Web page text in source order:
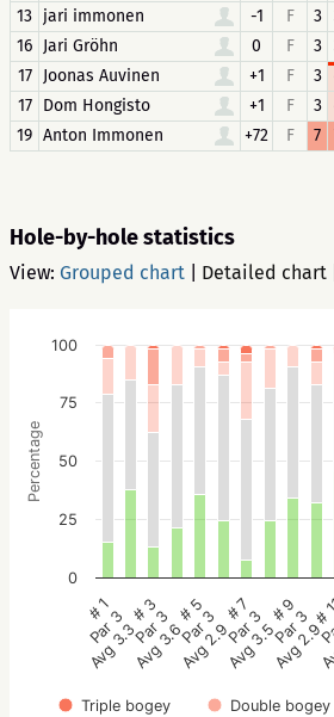
13 jari immonen -1 F 3
16 Jari Gröhn 0 F 3
17
Joonas Auvinen +1 F 3
17
Dom Hongisto +1 F 3
19 Anton Immonen +72 F 7
Hole-by-hole statistics
View: Grouped chart Detailed chart
Percentage
Triple bogey Double bogey
# 1
Par 3
Avg 3.3
# 3
Par 3
Avg 3.6
# 5
Par 3
Avg 2.9
# 7
Par 3
Avg 3.5
# 9
Par 3
Avg 2.9
#
0
25
50
75
100